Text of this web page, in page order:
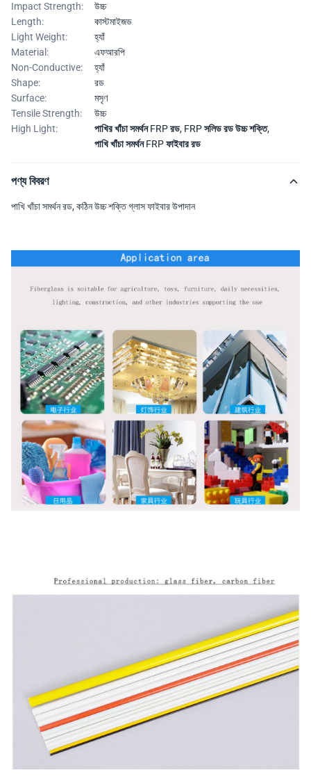
Impact Strength:
উচ্চ
Length:
কাস্টমাইজড
Light Weight:
হ্যাঁ
Material:
এফআরপি
Non-Conductive:
হ্যাঁ
Shape:
রড
Surface:
মসৃণ
Tensile Strength:
উচ্চ
High Light:
পাখির খাঁচা সমর্থন FRP রড, FRP সলিড রড উচ্চ শক্তি,
পাখি খাঁচা সমর্থন FRP ফাইবার রড
পণ্য বিবরণ
পাখি খাঁচা সমর্থন রড, কঠিন উচ্চ শক্তি গ্লাস ফাইবার উপাদান